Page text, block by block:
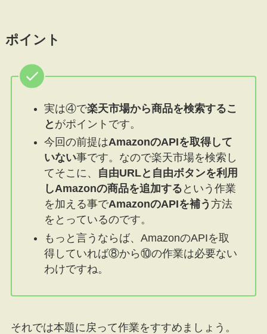
ポイント
実は④で楽天市場から商品を検索するこ
と がポイントです。
今回の前提はAmazonのAPIを取得して
いない事です。なので楽天市場を検索し
てそこに、
自由URLと自由ボタンを利用
しAmazonの商品を追加する という作業
を加える事でAmazonのAPIを補う 方法
をとっているのです。
もっと言うならば、AmazonのAPIを取
得していれば⑧から⑩の作業は必要ない
わけですね。
それでは本題に戻って作業をすすめましょう。